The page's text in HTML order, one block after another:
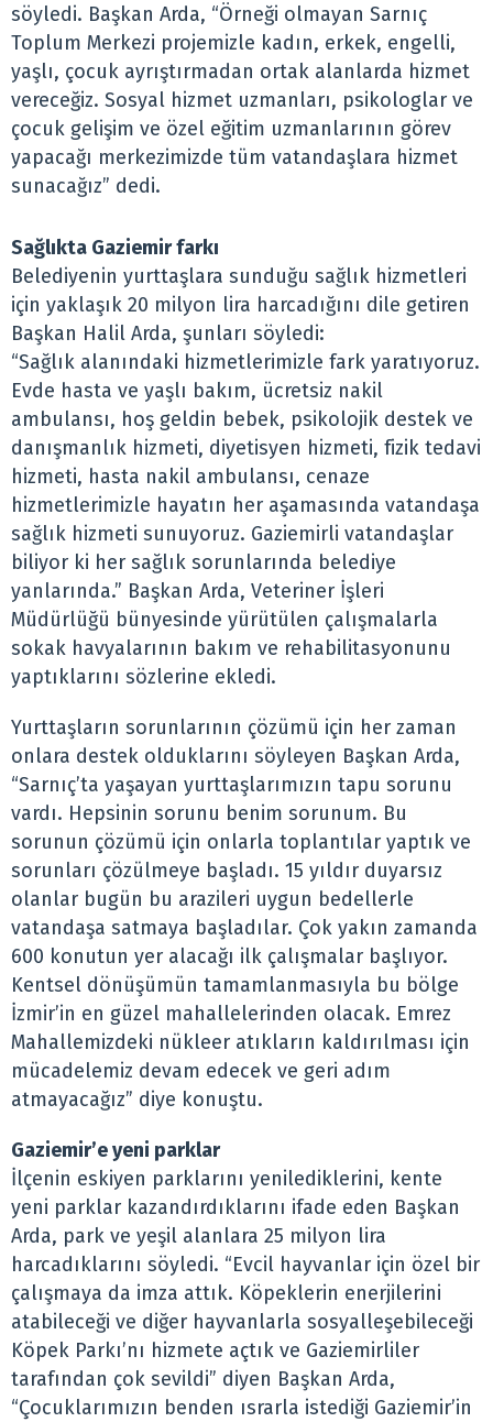
söyledi. Başkan Arda, “Örneği olmayan Sarnıç
Toplum Merkezi projemizle kadın, erkek, engelli,
yaşlı, çocuk ayrıştırmadan ortak alanlarda hizmet
vereceğiz. Sosyal hizmet uzmanları, psikologlar ve
çocuk gelişim ve özel eğitim uzmanlarının görev
yapacağı merkezimizde tüm vatandaşlara hizmet
sunacağız” dedi.
Sağlıkta Gaziemir farkı
Belediyenin yurttaşlara sunduğu sağlık hizmetleri
için yaklaşık 20 milyon lira harcadığını dile getiren
Başkan Halil Arda, şunları söyledi:
“Sağlık alanındaki hizmetlerimizle fark yaratıyoruz.
Evde hasta ve yaşlı bakım, ücretsiz nakil
ambulansı, hoş geldin bebek, psikolojik destek ve
danışmanlık hizmeti, diyetisyen hizmeti, fizik tedavi
hizmeti, hasta nakil ambulansı, cenaze
hizmetlerimizle hayatın her aşamasında vatandaşa
sağlık hizmeti sunuyoruz. Gaziemirli vatandaşlar
biliyor ki her sağlık sorunlarında belediye
yanlarında.” Başkan Arda, Veteriner İşleri
Müdürlüğü bünyesinde yürütülen çalışmalarla
sokak havyalarının bakım ve rehabilitasyonunu
yaptıklarını sözlerine ekledi.
Yurttaşların sorunlarının çözümü için her zaman
onlara destek olduklarını söyleyen Başkan Arda,
“Sarnıç’ta yaşayan yurttaşlarımızın tapu sorunu
vardı. Hepsinin sorunu benim sorunum. Bu
sorunun çözümü için onlarla toplantılar yaptık ve
sorunları çözülmeye başladı. 15 yıldır duyarsız
olanlar bugün bu arazileri uygun bedellerle
vatandaşa satmaya başladılar. Çok yakın zamanda
600 konutun yer alacağı ilk çalışmalar başlıyor.
Kentsel dönüşümün tamamlanmasıyla bu bölge
İzmir’in en güzel mahallelerinden olacak. Emrez
Mahallemizdeki nükleer atıkların kaldırılması için
mücadelemiz devam edecek ve geri adım
atmayacağız” diye konuştu.
Gaziemir’e yeni parklar
İlçenin eskiyen parklarını yenilediklerini, kente
yeni parklar kazandırdıklarını ifade eden Başkan
Arda, park ve yeşil alanlara 25 milyon lira
harcadıklarını söyledi. “Evcil hayvanlar için özel bir
çalışmaya da imza attık. Köpeklerin enerjilerini
atabileceği ve diğer hayvanlarla sosyalleşebileceği
Köpek Parkı’nı hizmete açtık ve Gaziemirliler
tarafından çok sevildi” diyen Başkan Arda,
“Çocuklarımızın benden ısrarla istediği Gaziemir’in